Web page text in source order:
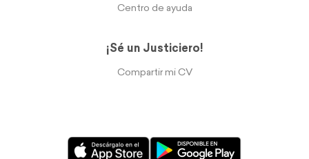
Centro de ayuda
¡Sé un Justiciero!
Compartir mi CV